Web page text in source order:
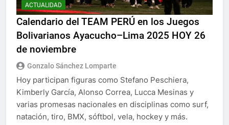
ACTUALIDAD
Calendario del TEAM PERÚ en los Juegos
Bolivarianos Ayacucho–Lima 2025 HOY 26
de noviembre
Gonzalo Sánchez Lomparte
Hoy participan figuras como Stefano Peschiera,
Kimberly García, Alonso Correa, Lucca Mesinas y
varias promesas nacionales en disciplinas como surf,
natación, tiro, BMX, sóftbol, vela, hockey y más.